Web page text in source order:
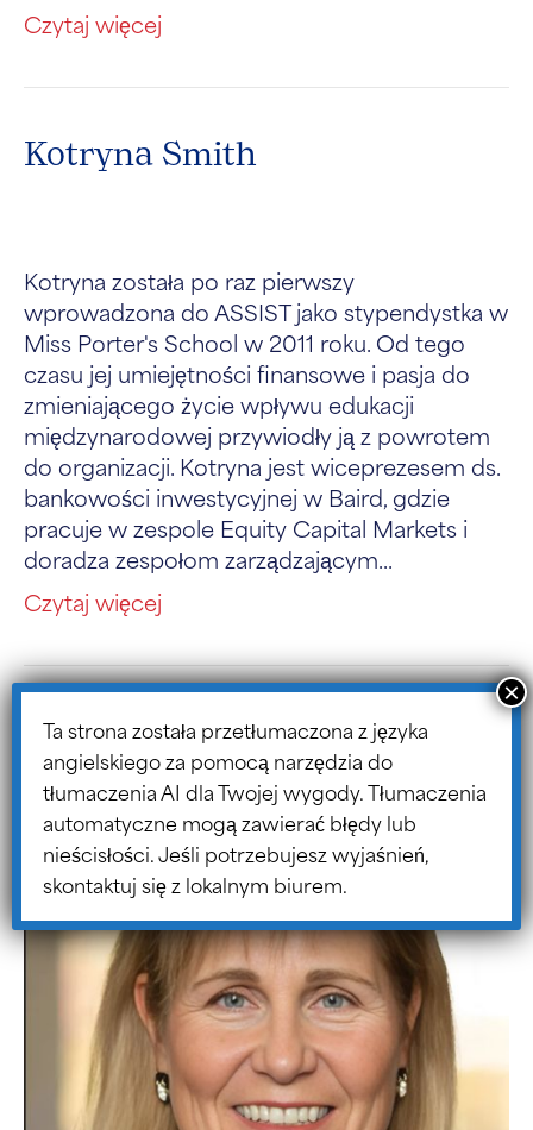
Czytaj więcej
Kotryna Smith
Kotryna została po raz pierwszy
wprowadzona do ASSIST jako stypendystka w
Miss Porter's School w 2011 roku. Od tego
czasu jej umiejętności finansowe i pasja do
zmieniającego życie wpływu edukacji
międzynarodowej przywiodły ją z powrotem
do organizacji. Kotryna jest wiceprezesem ds.
bankowości inwestycyjnej w Baird, gdzie
pracuje w zespole Equity Capital Markets i
doradza zespołom zarządzającym...
Czytaj więcej
Bessie Speers
Ta strona została przetłumaczona z języka
angielskiego za pomocą narzędzia do
tłumaczenia AI dla Twojej wygody. Tłumaczenia
automatyczne mogą zawierać błędy lub
nieścisłości. Jeśli potrzebujesz wyjaśnień,
skontaktuj się z lokalnym biurem.